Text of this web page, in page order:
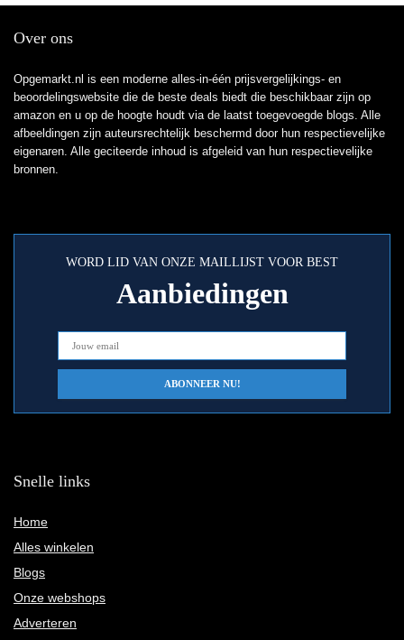
Over ons
Opgemarkt.nl is een moderne alles-in-één prijsvergelijkings- en
beoordelingswebsite die de beste deals biedt die beschikbaar zijn op
amazon en u op de hoogte houdt via de laatst toegevoegde blogs. Alle
afbeeldingen zijn auteursrechtelijk beschermd door hun respectievelijke
eigenaren. Alle geciteerde inhoud is afgeleid van hun respectievelijke
bronnen.
WORD LID VAN ONZE MAILLIJST VOOR BEST
Aanbiedingen
Snelle links
Home
Alles winkelen
Blogs
Onze webshops
Adverteren